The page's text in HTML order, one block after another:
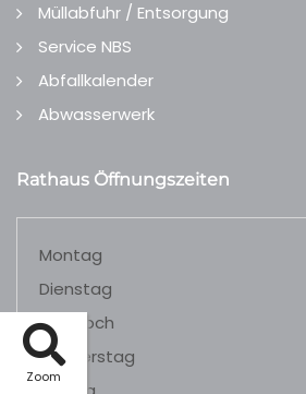
Zoom
Müllabfuhr / Entsorgung
Service NBS
Abfallkalender
Abwasserwerk
Rathaus Öffnungszeiten
Montag
Dienstag
Mittwoch
Donnerstag